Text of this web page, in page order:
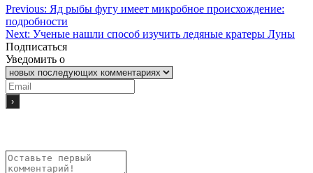
Previous: Яд рыбы фугу имеет микробное происхождение:
подробности
Next: Ученые нашли способ изучить ледяные кратеры Луны
Подписаться
Уведомить о